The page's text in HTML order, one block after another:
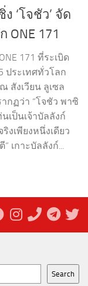
‘โจชัว’ จัด
ONE 171
171 ที่ระเบิด
ประเทศทั่วโลก
สังเวียน ลูเซล
กฏว่า “โจชัว พาซิ
เป็นเจ้าบัลลังก์
งเพียงหนึ่งเดียว
เกาะบัลลังก์...
Search